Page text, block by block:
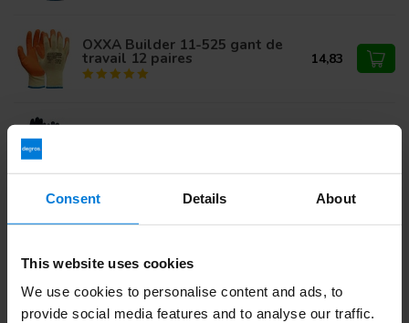
Consent Details About
This website uses cookies
We use cookies to personalise content and ads, to
provide social media features and to analyse our traffic.
OXXA Builder 11-525 gant de
travail 12 paires 14,83
Ou avez-vous besoin d'aide pour votre commande?
59 02